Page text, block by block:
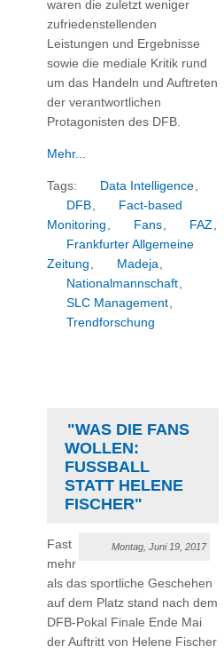
waren die zuletzt weniger
zufriedenstellenden
Leistungen und Ergebnisse
sowie die mediale Kritik rund
um das Handeln und Auftreten
der verantwortlichen
Protagonisten des DFB.
Mehr...
Tags: Data Intelligence
DFB
Fact-based
Monitoring
Fans FAZ
Frankfurter Allgemeine
Zeitung
Madeja
Nationalmannschaft
SLC Management
Trendforschung
"WAS DIE FANS
WOLLEN:
FUSSBALL S
TATT HELENE F
ISCHER"
Montag, Juni 19, 2017
Fast
mehr
als das sportliche Geschehen
auf dem Platz stand nach dem
DFB-Pokal Finale Ende Mai
der Auftritt von Helene Fischer